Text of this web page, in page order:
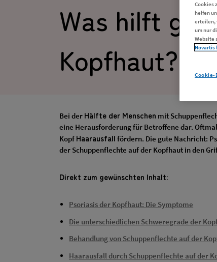
Was hilft
Kopfhaut?
Bei der Hälfte der Menschen mit
eine Herausforderung für Betroffene dar.
Kopf Haarausfall fördern. Die gute Nachricht:
der Schuppenflechte auf der Kopfhaut in den
Direkt zum gewünschten Inhalt:
Psoriasis der Kopfhaut: Die Symptome
Die unterschiedlichen Schweregrade der
Behandlung von Schuppenflechte auf der
Haarausfall durch Schuppenflechte auf der
Cookies
helfen
erteilen,
um nur
Website
Novartis